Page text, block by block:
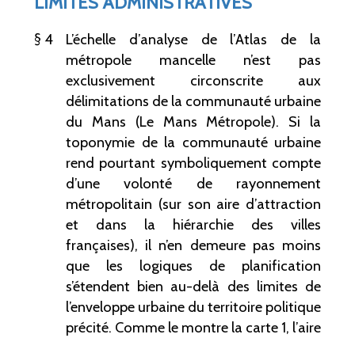
4
L’échelle d’analyse de l’Atlas de la
métropole mancelle n’est pas
exclusivement circonscrite aux
délimitations de la communauté urbaine
du Mans (Le Mans Métropole). Si la
toponymie de la communauté urbaine
rend pourtant symboliquement compte
d’une volonté de rayonnement
métropolitain (sur son aire d’attraction
et dans la hiérarchie des villes
françaises), il n’en demeure pas moins
que les logiques de planification
s’étendent bien au-delà des limites de
l’enveloppe urbaine du territoire politique
précité. Comme le montre la carte 1, l’aire